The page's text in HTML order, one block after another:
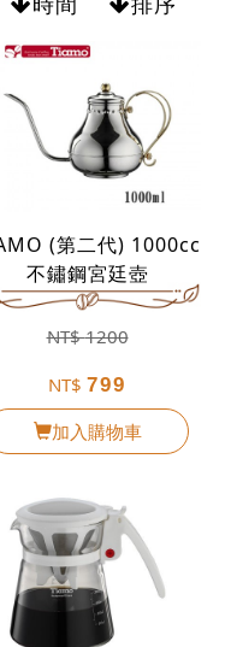
時間 排序
(第二代) 1000cc
不鏽鋼宮廷壺
NT$1200
NT$ 799
加入購物車